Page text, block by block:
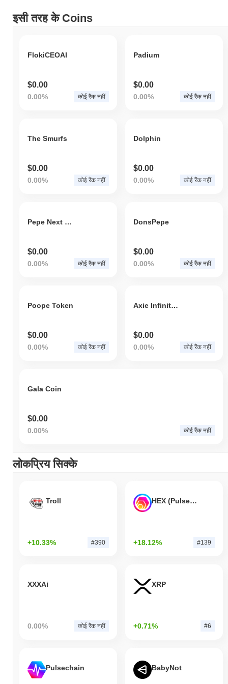
इसी तरह के Coins
FlokiCEOAI
$0.00
0.00% कोई रैंक नहीं
Padium
$0.00
0.00% कोई रैंक नहीं
The Smurfs
$0.00
0.00% कोई रैंक नहीं
Dolphin
$0.00
0.00% कोई रैंक नहीं
Pepe Next Generation
$0.00
0.00% कोई रैंक नहीं
DonsPepe
$0.00
0.00% कोई रैंक नहीं
Poope Token
$0.00
0.00% कोई रैंक नहीं
Axie Infinity Apple
$0.00
0.00% कोई रैंक नहीं
Gala Coin
$0.00
0.00% कोई रैंक नहीं
लोकप्रिय सिक्के
Troll
+10.33% #390
HEX (Pulsechain)
+18.12% #139
XXXAi
0.00% कोई रैंक नहीं
XRP
+0.71% #6
Pulsechain BabyNot